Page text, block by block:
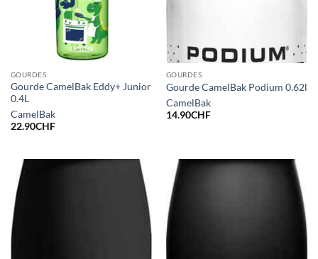
GOURDES
Gourde CamelBak Eddy+ Junior
0.4L
CamelBak
22.90CHF
GOURDES
Gourde CamelBak Podium 0.62l
CamelBak
14.90CHF